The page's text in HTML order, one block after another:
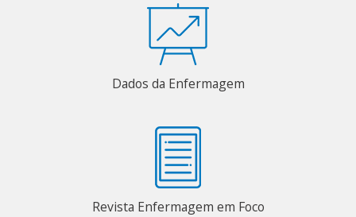
Dados da Enfermagem
Revista Enfermagem em Foco